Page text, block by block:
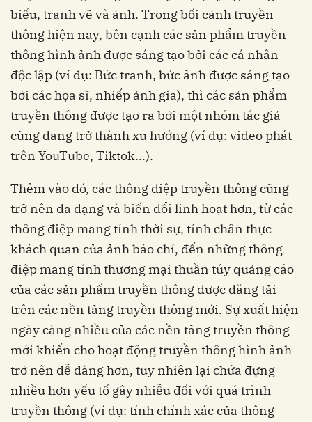
biểu, tranh vẽ và ảnh. Trong bối cảnh truyền
thông hiện nay, bên cạnh các sản phẩm truyền
thông hình ảnh được sáng tạo bởi các cá nhân
độc lập (ví dụ: Bức tranh, bức ảnh được sáng tạo
bởi các họa sĩ, nhiếp ảnh gia), thì các sản phẩm
truyền thông được tạo ra bởi một nhóm tác giả
cũng đang trở thành xu hướng (ví dụ: video phát
trên YouTube, Tiktok...).
Thêm vào đó, các thông điệp truyền thông cũng
trở nên đa dạng và biến đổi linh hoạt hơn, từ các
thông điệp mang tính thời sự, tính chân thực
khách quan của ảnh báo chí, đến những thông
điệp mang tính thương mại thuần túy quảng cáo
của các sản phẩm truyền thông được đăng tải
trên các nền tảng truyền thông mới. Sự xuất hiện
ngày càng nhiều của các nền tảng truyền thông
mới khiến cho hoạt động truyền thông hình ảnh
trở nên dễ dàng hơn, tuy nhiên lại chứa đựng
nhiều hơn yếu tố gây nhiễu đối với quá trình
truyền thông (ví dụ: tính chính xác của thông